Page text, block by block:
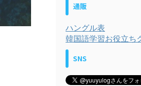
通販
ハングル表
韓国語学習お役立ち
SNS